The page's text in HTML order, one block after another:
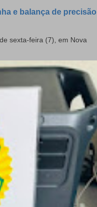
e balança de precisão
sexta-feira (7), em Nova